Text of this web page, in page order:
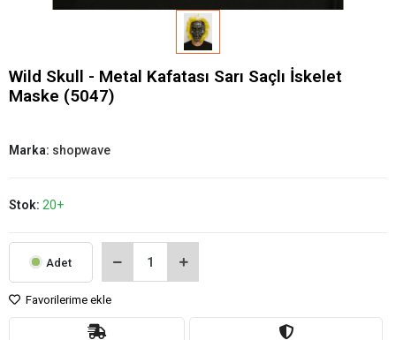
Wild Skull - Metal Kafatası Sarı Saçlı İskelet
Maske (5047)
Marka: shopwave
Stok: 20+
Adet
Favorilerime ekle